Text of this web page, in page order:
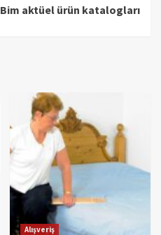
Bim aktüel ürün katalogları
Alışveriş